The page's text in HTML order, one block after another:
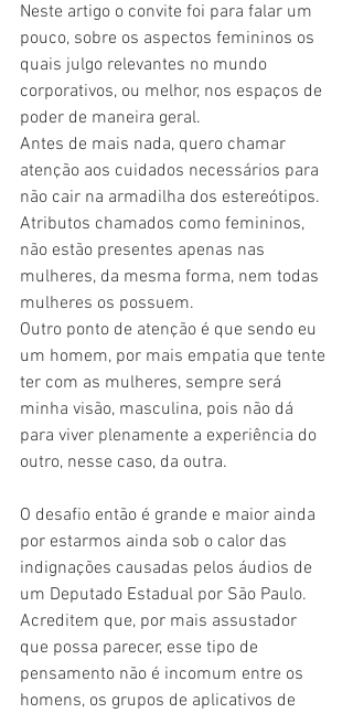
Neste artigo o convite foi para falar um
pouco, sobre os aspectos femininos os
quais julgo relevantes no mundo
corporativos, ou melhor, nos espaços de
poder de maneira geral.
Antes de mais nada, quero chamar
atenção aos cuidados necessários para
não cair na armadilha dos estereótipos.
Atributos chamados como femininos,
não estão presentes apenas nas
mulheres, da mesma forma, nem todas
mulheres os possuem.
Outro ponto de atenção é que sendo eu
um homem, por mais empatia que tente
ter com as mulheres, sempre será
minha visão, masculina, pois não dá
para viver plenamente a experiência do
outro, nesse caso, da outra.
O desafio então é grande e maior ainda
por estarmos ainda sob o calor das
indignações causadas pelos áudios de
um Deputado Estadual por São Paulo.
Acreditem que, por mais assustador
que possa parecer, esse tipo de
pensamento não é incomum entre os
homens, os grupos de aplicativos de